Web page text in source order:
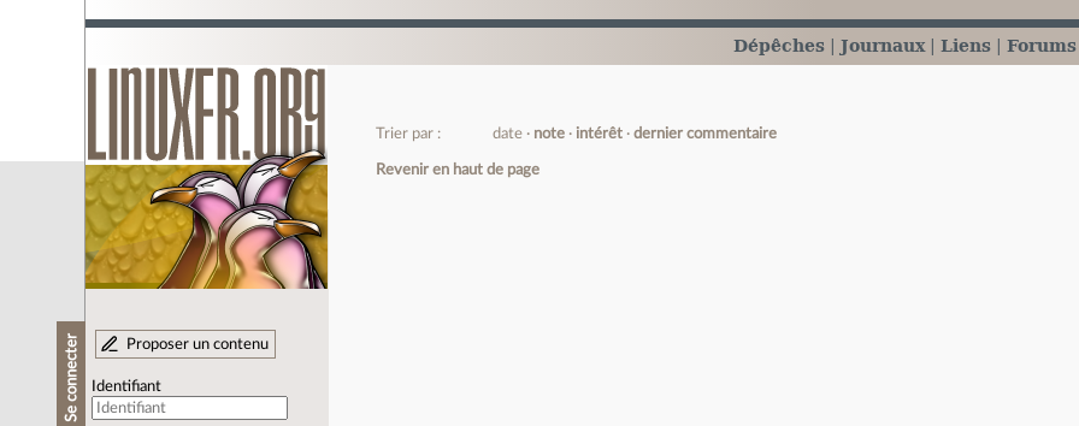
Dépêches Journaux Liens Forums
Se connecter Proposer un contenu
Identifiant
Trier par : date note intérêt dernier commentaire
Revenir en haut de page